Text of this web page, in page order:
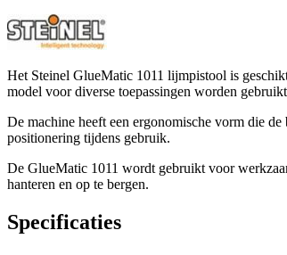
Het Steinel GlueMatic 1011 lijmpistool is
model voor diverse toepassingen worden
De machine heeft een ergonomische vorm die
positionering tijdens gebruik.
De GlueMatic 1011 wordt gebruikt voor
hanteren en op te bergen.
Specificaties